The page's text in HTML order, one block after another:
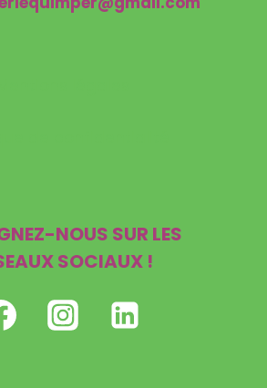
NOUS SUR LES
SOCIAUX !